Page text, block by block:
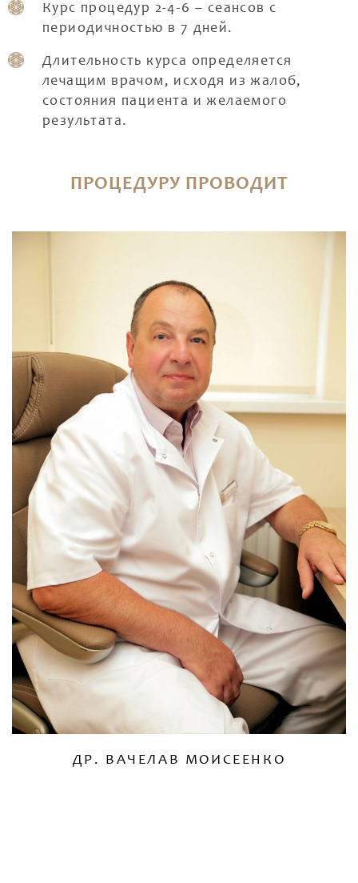
Курс процедур 2-4-6 – сеансов с
периодичностью в 7 дней.
Длительность курса определяется
лечащим врачом, исходя из жалоб,
состояния пациента и желаемого
результата.
ПРОЦЕДУРУ ПРОВОДИТ
ДР. ВАЧЕЛАВ МОИСЕЕНКО